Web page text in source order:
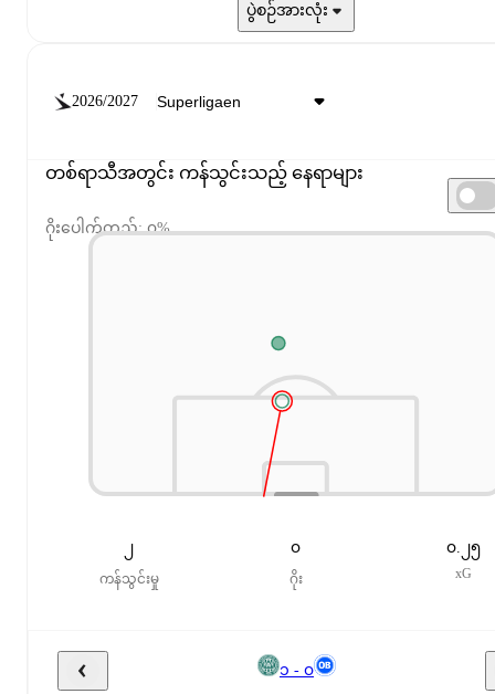
ပွဲစဉ်အားလုံး
2026/2027
တစ်ရာသီအတွင်း ကန်သွင်းသည့် နေရာများ
ဂိုးပေါက်တည့်: ၀%
၂
ကန်သွင်းမှု
၀
ဂိုး
၀.၂၅
xG
၁ - ၀